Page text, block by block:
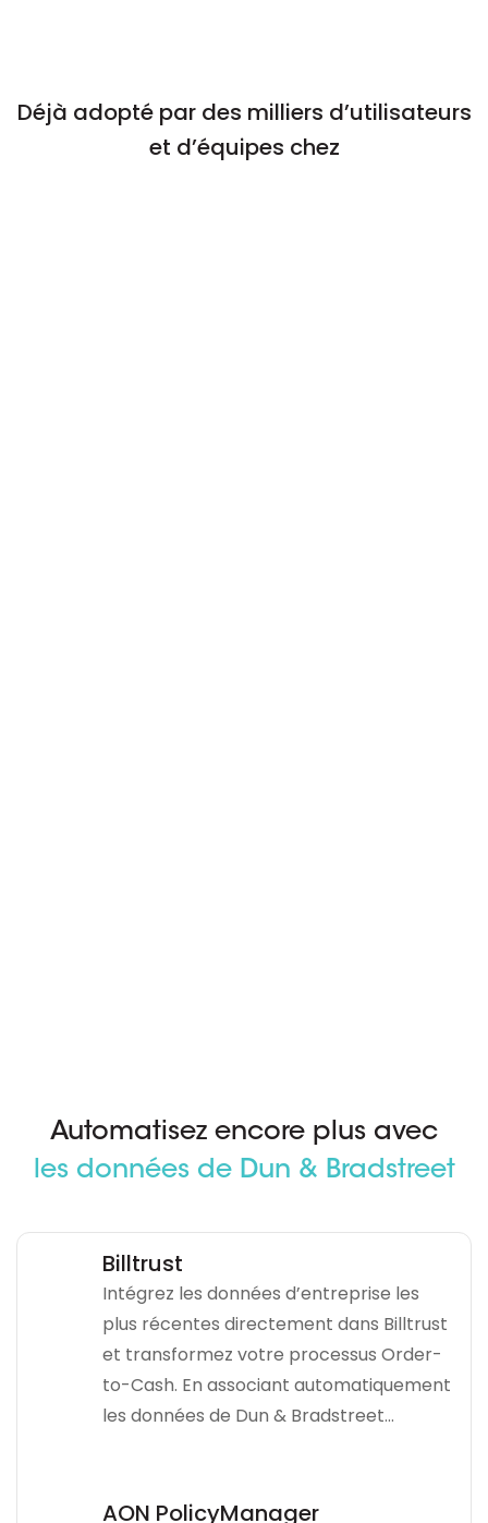
Déjà adopté par des milliers d’utilisateurs
et d’équipes chez
Automatisez encore plus avec
les données de Dun & Bradstreet
Billtrust
Intégrez les données d’entreprise les
plus récentes directement dans Billtrust
et transformez votre processus Order-
to-Cash. En associant automatiquement
les données de Dun & Bradstreet…
AON PolicyManager